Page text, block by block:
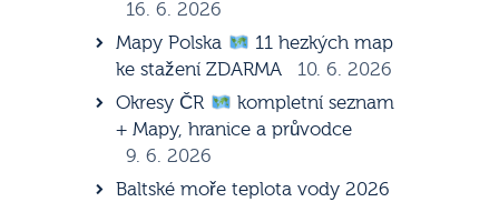
16. 6. 2026
Mapy Polska
11 hezkých map
ke stažení ZDARMA
10. 6. 2026
Okresy ČR
kompletní seznam
+ Mapy, hranice a průvodce
9. 6. 2026
Baltské moře teplota vody 2026